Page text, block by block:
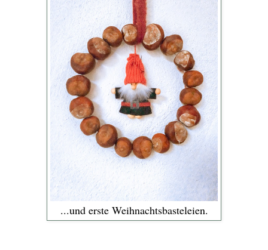
...und erste Weihnachtsbasteleien.